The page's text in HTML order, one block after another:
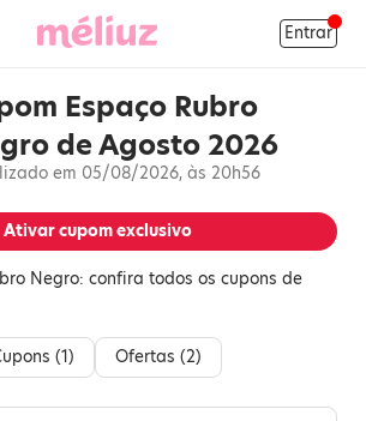
Entrar
Espaço Rubro
de Agosto 2026
em 05/08/2026, às 20h56
Ativar cupom exclusivo
Negro: confira todos os cupons de
(1) Ofertas (2)